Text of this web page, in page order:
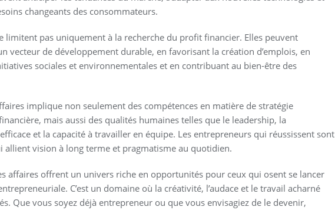
changeants des consommateurs.
limitent pas uniquement à la recherche du profit financier. Elles peuvent
vecteur de développement durable, en favorisant la création d’emplois, en
sociales et environnementales et en contribuant au bien-être des
implique non seulement des compétences en matière de stratégie
mais aussi des qualités humaines telles que le leadership, la
et la capacité à travailler en équipe. Les entrepreneurs qui réussissent sont
allient vision à long terme et pragmatisme au quotidien.
affaires offrent un univers riche en opportunités pour ceux qui osent se lancer
C’est un domaine où la créativité, l’audace et le travail acharné
Que vous soyez déjà entrepreneur ou que vous envisagiez de le devenir,